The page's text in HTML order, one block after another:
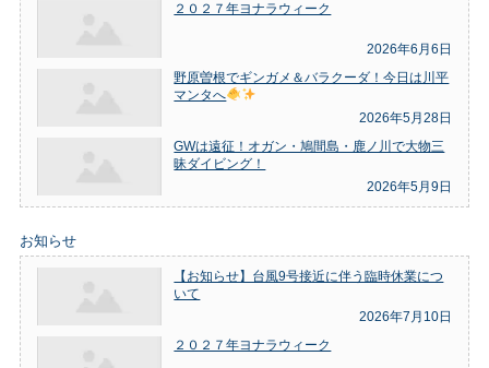
２０２７年ヨナラウィーク
2026年6月6日
野原曽根でギンガメ＆バラクーダ！今日は川平
マンタへ
2026年5月28日
GWは遠征！オガン・鳩間島・鹿ノ川で大物三
昧ダイビング！
2026年5月9日
お知らせ
【お知らせ】台風9号接近に伴う臨時休業につ
いて
2026年7月10日
２０２７年ヨナラウィーク